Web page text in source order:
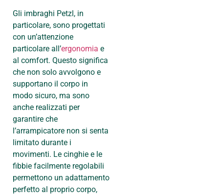
Gli imbraghi Petzl, in
particolare, sono progettati
con un’attenzione
particolare all’ergonomia e
al comfort. Questo significa
che non solo avvolgono e
supportano il corpo in
modo sicuro, ma sono
anche realizzati per
garantire che
l’arrampicatore non si senta
limitato durante i
movimenti. Le cinghie e le
fibbie facilmente regolabili
permettono un adattamento
perfetto al proprio corpo,